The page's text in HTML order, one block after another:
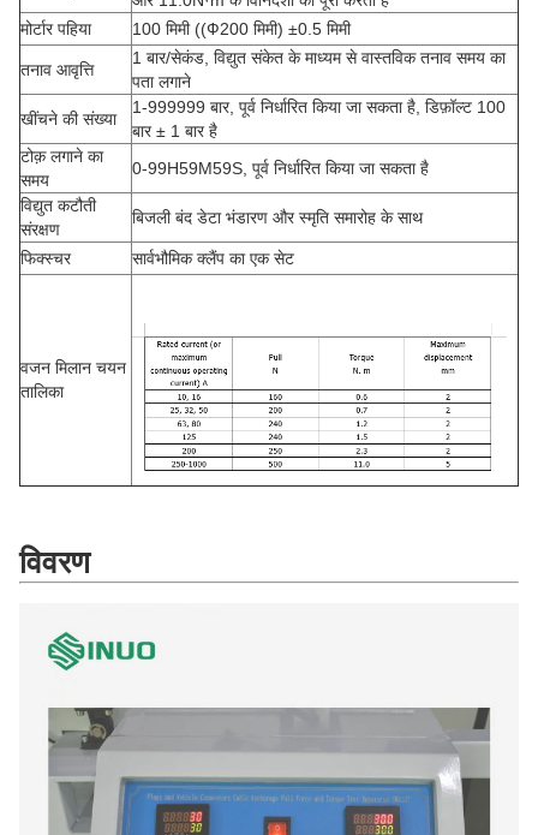
मोर्टार पहिया
100 मिमी ((Ф200 मिमी) ±0.5 मिमी
तनाव आवृत्ति
1 बार/सेकंड, विद्युत संकेत के माध्यम से वास्तविक तनाव समय का
पता लगाने
खींचने की संख्या
1-999999 बार, पूर्व निर्धारित किया जा सकता है, डिफ़ॉल्ट 100
बार ± 1 बार है
टोक़ लगाने का
समय
0-99H59M59S, पूर्व निर्धारित किया जा सकता है
विद्युत कटौती
संरक्षण
बिजली बंद डेटा भंडारण और स्मृति समारोह के साथ
फिक्स्चर सार्वभौमिक क्लैंप का एक सेट
वजन मिलान चयन
तालिका
विवरण